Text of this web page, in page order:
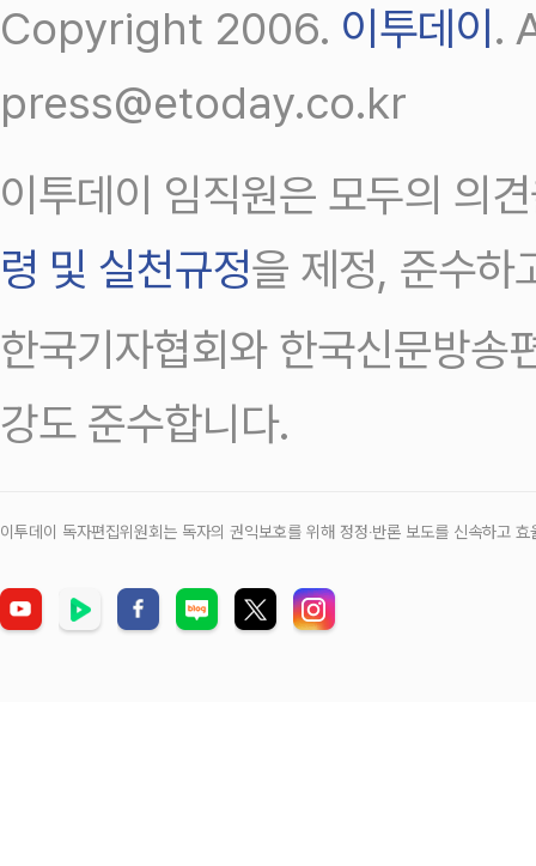
Copyright 2006. 이투데이 .
press@etoday.co.kr
이투데이 임직원은 모두의 의
령 및 실천규정을 제정, 준수하
한국기자협회와 한국신문방송
강도 준수합니다.
이투데이 독자편집위원회는 독자의 권익보호를 위해 정정‧반론 보도를 신속하고